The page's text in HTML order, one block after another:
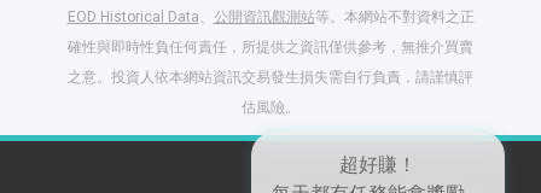
EOD Historical Data
公開資訊觀測站等。本網站不對資料之正
確性與即時性負任何責任，所提供之資訊僅供參考，無推介買賣
之意。投資人依本網站資訊交易發生損失需自行負責，請謹慎評
估風險。
登入股感會員，閱讀
任一文章